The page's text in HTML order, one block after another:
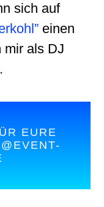
sich auf
” einen
mir als DJ
EURE